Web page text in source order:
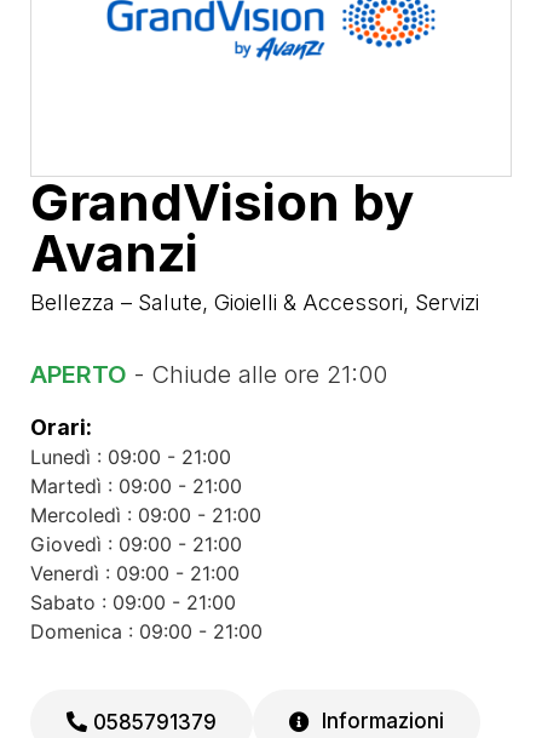
GrandVision by
Avanzi
Bellezza – Salute, Gioielli & Accessori, Servizi
APERTO - Chiude alle ore 21:00
Orari:
Lunedì : 09:00 - 21:00
Martedì : 09:00 - 21:00
Mercoledì : 09:00 - 21:00
Giovedì : 09:00 - 21:00
Venerdì : 09:00 - 21:00
Sabato : 09:00 - 21:00
Domenica : 09:00 - 21:00
0585791379 Informazioni